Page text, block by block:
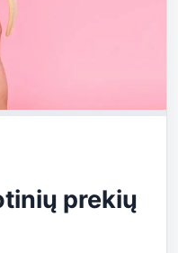
prekių